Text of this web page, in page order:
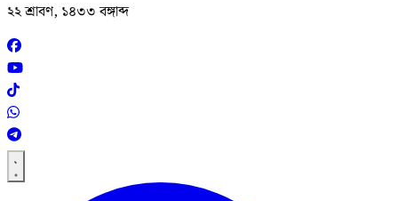
২২ শ্রাবণ, ১৪৩৩ বঙ্গাব্দ